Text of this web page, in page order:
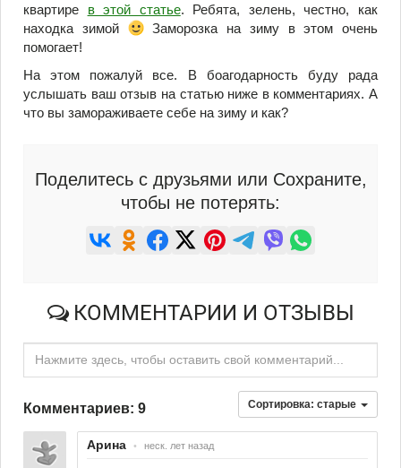
квартире в этой статье. Ребята, зелень, честно, как
находка зимой
Заморозка на зиму в этом очень
помогает!
На этом пожалуй все. В боагодарность буду рада
услышать ваш отзыв на статью ниже в комментариях. А
что вы замораживаете себе на зиму и как?
Поделитесь с друзьями или Сохраните,
чтобы не потерять:
КОММЕНТАРИИ И ОТЗЫВЫ
Нажмите здесь, чтобы оставить свой комментарий...
Комментариев: 9 Сортировка: старые
Арина • неск. лет назад